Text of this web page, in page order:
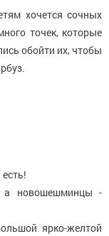
хочется сочных
точек, которые
обойти их, чтобы
а новошешминцы -
ярко-желтой